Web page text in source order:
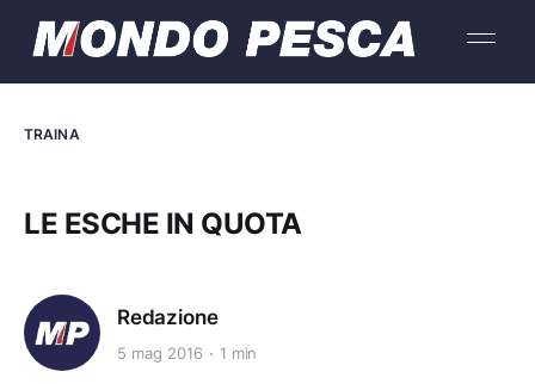
TRAINA
LE ESCHE IN QUOTA
Redazione
5 mag 2016 1 min